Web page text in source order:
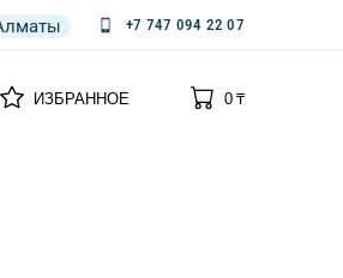
+7 747 094 22 07
ИЗБРАННОЕ
0
0₸